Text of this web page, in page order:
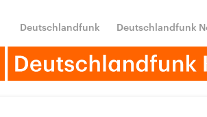
Deutschlandfunk Deutschlandfunk